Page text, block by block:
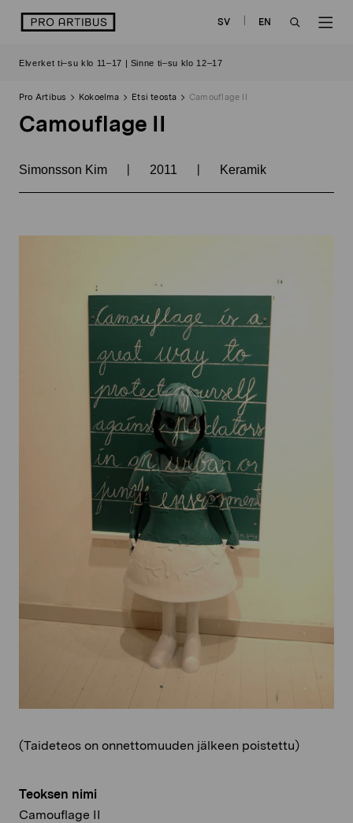
sisältöön
logo SV
EN
Elverket ti–su klo 11–17 | Sinne ti–su klo 12–17
Pro Artibus Kokoelma Etsi teosta Camouflage II
Camouflage II
Simonsson Kim | 2011 | Keramik
Teoksen nimi
Camouflage II
(Taideteos on onnettomuuden jälkeen poistettu)